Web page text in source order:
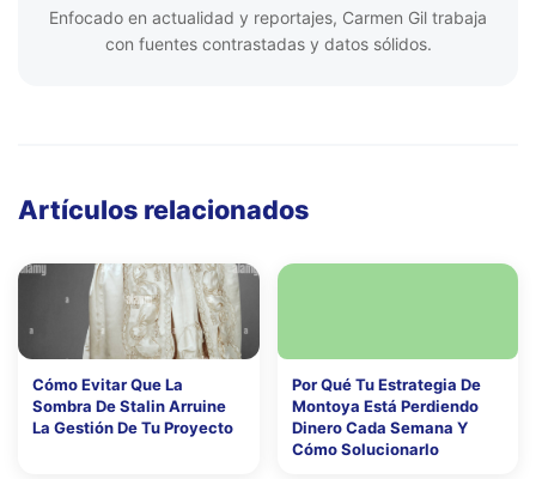
Enfocado en actualidad y reportajes, Carmen Gil trabaja
con fuentes contrastadas y datos sólidos.
Artículos relacionados
Cómo Evitar Que La
Sombra De Stalin Arruine
La Gestión De Tu Proyecto
Por Qué Tu Estrategia De
Montoya Está Perdiendo
Dinero Cada Semana Y
Cómo Solucionarlo